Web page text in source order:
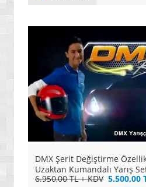
DMX Şerit Değiştirme
Uzaktan Kumandalı Yarış
6.950,00 TL + KDV 5.500,00